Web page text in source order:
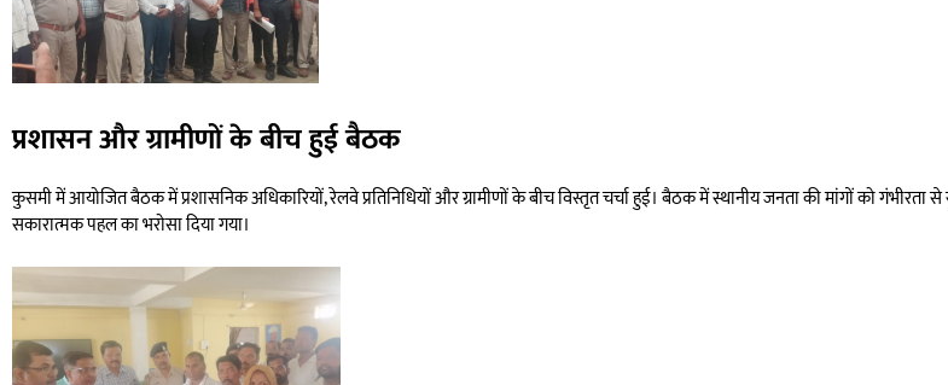
प्रशासन और ग्रामीणों के बीच हुई बैठक
कुसमी में आयोजित बैठक में प्रशासनिक अधिकारियों, रेलवे प्रतिनिधियों और ग्रामीणों के बीच विस्तृत चर्चा हुई। बैठक में स्थानीय जनता की मांगों को गंभीरता
सकारात्मक पहल का भरोसा दिया गया।